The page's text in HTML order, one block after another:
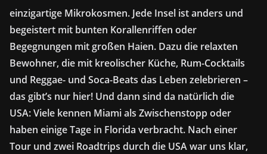
einzigartige Mikrokosmen. Jede Insel ist anders und
begeistert mit bunten Korallenriffen oder
Begegnungen mit großen Haien. Dazu die relaxten
Bewohner, die mit kreolischer Küche, Rum-Cocktails
und Reggae- und Soca-Beats das Leben zelebrieren –
das gibt’s nur hier! Und dann sind da natürlich die
USA: Viele kennen Miami als Zwischenstopp oder
haben einige Tage in Florida verbracht. Nach einer
Tour und zwei Roadtrips durch die USA war uns klar,